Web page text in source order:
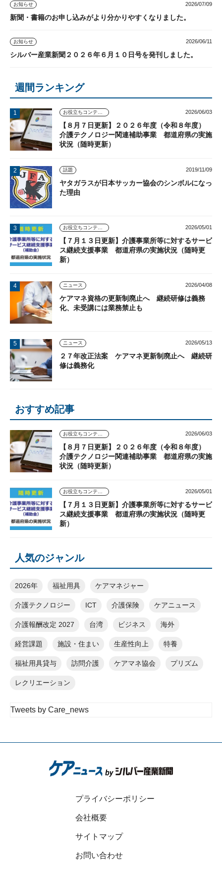
お知らせ 2026/07/09
新聞・書籍のお申し込みがより分かりやすくなりました。
お知らせ 2026/06/11
シルバー産業新聞２０２６年６月１０日号を発刊しました。
週間ランキング
2026/06/03
【８月７日更新】２０２６年度（令和８年度）
介護テクノロジー関連補助事業 都道府県の実施
状況（随時更新）
話題 2019/11/09
ヤタガラスが日本サッカー協会のシンボルになっ
た理由
2026/05/01
【７月１３日更新】介護事業所等に対するサービ
ス継続支援事業 都道府県の実施状況（随時更
新）
ニュース 2026/04/08
ケアマネ資格の更新制廃止へ 継続研修は義務
化、未受講には業務禁止も
ニュース 2026/05/13
２７年改正法案 ケアマネ更新制廃止へ 継続研
修は義務化
おすすめ記事
2026/06/03
【８月７日更新】２０２６年度（令和８年度）
介護テクノロジー関連補助事業 都道府県の実施
状況（随時更新）
2026/05/01
【７月１３日更新】介護事業所等に対するサービ
ス継続支援事業 都道府県の実施状況（随時更
新）
人気のジャンル
2026年 福祉用具 ケアマネジャー
介護テクノロジー ICT 介護保険 ケアニュース
介護報酬改定 2027 台湾 ビジネス 海外
経営課題 施設・住まい 生産性向上 特養
福祉用具貸与 訪問介護 ケアマネ協会 プリズム
レクリエーション
Tweets by Care_news
プライバシーポリシー
会社概要
サイトマップ
お問い合わせ